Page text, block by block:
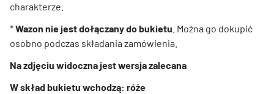
charakterze.
*Wazon nie jest dołączany do bukietu . Można go dokupić
osobno podczas składania zamówienia.
Na zdjęciu widoczna jest wersja zalecana
W skład bukietu wchodzą: róże